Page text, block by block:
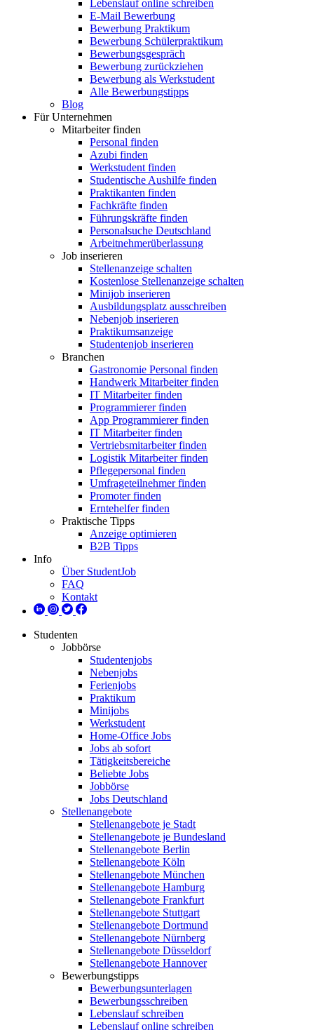
Lebenslauf online schreiben
E-Mail Bewerbung
Bewerbung Praktikum
Bewerbung Schülerpraktikum
Bewerbungsgespräch
Bewerbung zurückziehen
Bewerbung als Werkstudent
Alle Bewerbungstipps
Blog
Für Unternehmen
Mitarbeiter finden
Personal finden
Azubi finden
Werkstudent finden
Studentische Aushilfe finden
Praktikanten finden
Fachkräfte finden
Führungskräfte finden
Personalsuche Deutschland
Arbeitnehmerüberlassung
Job inserieren
Stellenanzeige schalten
Kostenlose Stellenanzeige schalten
Minijob inserieren
Ausbildungsplatz ausschreiben
Nebenjob inserieren
Praktikumsanzeige
Studentenjob inserieren
Branchen
Gastronomie Personal finden
Handwerk Mitarbeiter finden
IT Mitarbeiter finden
Programmierer finden
App Programmierer finden
IT Mitarbeiter finden
Vertriebsmitarbeiter finden
Logistik Mitarbeiter finden
Pflegepersonal finden
Umfrageteilnehmer finden
Promoter finden
Erntehelfer finden
Praktische Tipps
Anzeige optimieren
B2B Tipps
Info
Über StudentJob
FAQ
Kontakt
Studenten
Jobbörse
Studentenjobs
Nebenjobs
Ferienjobs
Praktikum
Minijobs
Werkstudent
Home-Office Jobs
Jobs ab sofort
Tätigkeitsbereiche
Beliebte Jobs
Jobbörse
Jobs Deutschland
Stellenangebote
Stellenangebote je Stadt
Stellenangebote je Bundesland
Stellenangebote Berlin
Stellenangebote Köln
Stellenangebote München
Stellenangebote Hamburg
Stellenangebote Frankfurt
Stellenangebote Stuttgart
Stellenangebote Dortmund
Stellenangebote Nürnberg
Stellenangebote Düsseldorf
Stellenangebote Hannover
Bewerbungstipps
Bewerbungsunterlagen
Bewerbungsschreiben
Lebenslauf schreiben
Lebenslauf online schreiben